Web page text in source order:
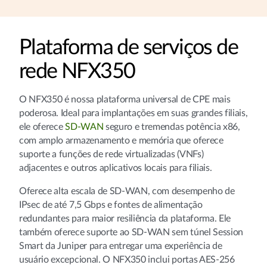
Plataforma de serviços de
rede NFX350
O NFX350 é nossa plataforma universal de CPE mais
poderosa. Ideal para implantações em suas grandes filiais,
ele ofereceSD-WAN seguro e tremendas potência x86,
com amplo armazenamento e memória que oferece
suporte a funções de rede virtualizadas (VNFs)
adjacentes e outros aplicativos locais para filiais.
Oferece alta escala de SD-WAN, com desempenho de
IPsec de até 7,5 Gbps e fontes de alimentação
redundantes para maior resiliência da plataforma. Ele
também oferece suporte ao SD-WAN sem túnel Session
Smart da Juniper para entregar uma experiência de
usuário excepcional. O NFX350 inclui portas AES-256